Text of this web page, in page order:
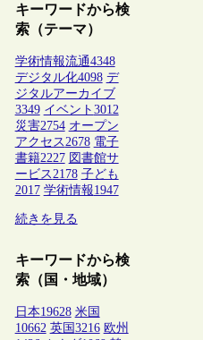
キーワードから検
索（テーマ）
学術情報流通4348
デジタル化4098 デ
ジタルアーカイブ
3349 イベント 3012
災害2754 オープン
アクセス2678 電子
書籍2227 図書館サ
ービス2178 子ども
2017 学術情報1947
続きを見る
キーワードから検
索（国・地域）
日本19628 米国
10662 英国 3216 欧州